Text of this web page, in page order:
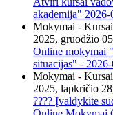
akademija" 2026-
Mokymai -
2025, gruodžio
Online mokymai
situacijas" -
Mokymai -
2025, lapkričio
???? Įvaldykite